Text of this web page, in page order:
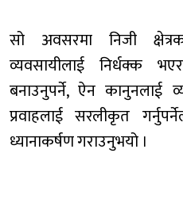
सो अवसरमा निजी
व्यवसायीलाई निर्धक्क
बनाउनुपर्ने, ऐन कानुनलाई
प्रवाहलाई सरलीकृत
ध्यानाकर्षण गराउनुभयो ।